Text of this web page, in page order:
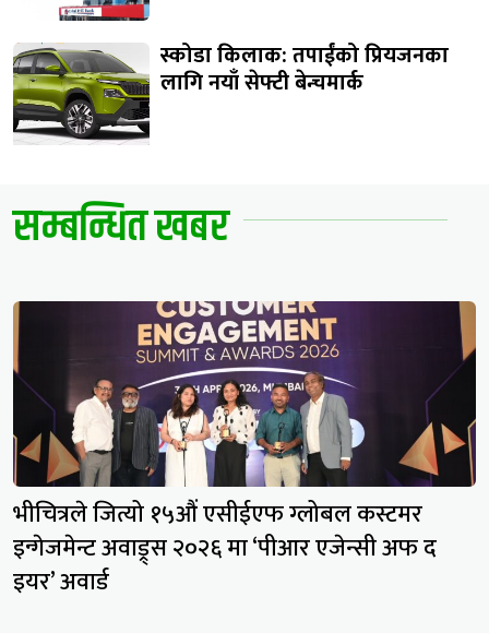
स्कोडा किलाक: तपाईंको प्रियजनका
लागि नयाँ सेफ्टी बेन्चमार्क
सम्बन्धित खबर
भीचित्रले जित्यो १५औं एसीईएफ ग्लोबल कस्टमर
इन्गेजमेन्ट अवाड्र्स २०२६ मा ‘पीआर एजेन्सी अफ द
इयर’ अवार्ड